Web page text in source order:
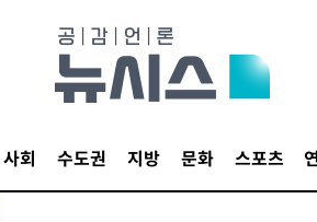
사회 수도권 지방 문화 스포츠